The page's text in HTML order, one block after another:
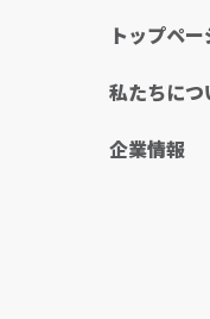
トップペー
私たちにつ
企業情報